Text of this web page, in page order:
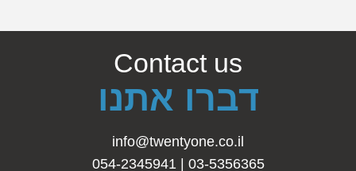
Contact us
דברו אתנו
info@twentyone.co.il
03-5356365 | 054-2345941